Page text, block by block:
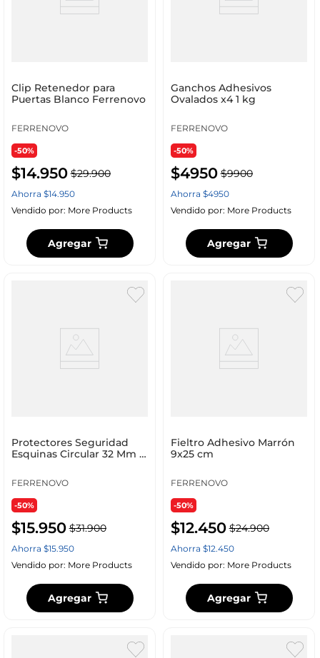
Clip Retenedor para
Puertas Blanco Ferrenovo
FERRENOVO
-50%
$14.950 $29.900
Ahorra $14.950
Vendido por: More Products
Agregar
Ganchos Adhesivos
Ovalados x4 1 kg
FERRENOVO
-50%
$4950 $9900
Ahorra $4950
Vendido por: More Products
Agregar
Protectores Seguridad
Esquinas Circular 32 Mm X
FERRENOVO
-50%
$15.950 $31.900
Ahorra $15.950
Vendido por: More Products
Agregar
Fieltro Adhesivo Marrón
9x25 cm
FERRENOVO
-50%
$12.450 $24.900
Ahorra $12.450
Vendido por: More Products
Agregar